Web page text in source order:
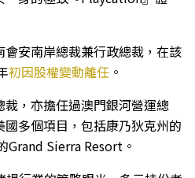
安南岸總裁兼行政總裁，在該
初因股權變動離任 。
，亦擔任過澳門銀河營運總
多個項目，包括康乃狄克州的
Grand Sierra Resort。